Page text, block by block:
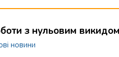
з нульовим
новини